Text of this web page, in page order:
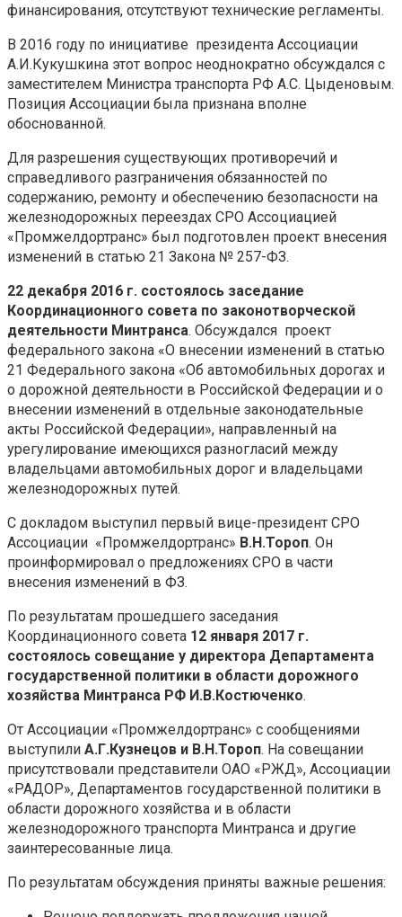
финансирования, отсутствуют технические регламенты.
В 2016 году по инициативе президента Ассоциации
А.И.Кукушкина этот вопрос неоднократно обсуждался с
заместителем Министра транспорта РФ А.С. Цыденовым.
Позиция Ассоциации была признана вполне
обоснованной.
Для разрешения существующих противоречий и
справедливого разграничения обязанностей по
содержанию, ремонту и обеспечению безопасности на
железнодорожных переездах СРО Ассоциацией
«Промжелдортранс» был подготовлен проект внесения
изменений в статью 21 Закона № 257-ФЗ.
22 декабря 2016 г. состоялось заседание
Координационного совета по законотворческой
деятельности Минтранса. Обсуждался проект
федерального закона «О внесении изменений в статью
21 Федерального закона «Об автомобильных дорогах и
о дорожной деятельности в Российской Федерации и о
внесении изменений в отдельные законодательные
акты Российской Федерации», направленный на
урегулирование имеющихся разногласий между
владельцами автомобильных дорог и владельцами
железнодорожных путей.
С докладом выступил первый вице-президент СРО
Ассоциации «Промжелдортранс» В.Н.Тороп. Он
проинформировал о предложениях СРО в части
внесения изменений в ФЗ.
По результатам прошедшего заседания
Координационного совета 12 января 2017 г.
состоялось совещание у директора Департамента
государственной политики в области дорожного
хозяйства Минтранса РФ И.В.Костюченко.
От Ассоциации «Промжелдортранс» с сообщениями
выступили А.Г.Кузнецов и В.Н.Тороп. На совещании
присутствовали представители ОАО «РЖД», Ассоциации
«РАДОР», Департаментов государственной политики в
области дорожного хозяйства и в области
железнодорожного транспорта Минтранса и другие
заинтересованные лица.
По результатам обсуждения приняты важные решения: